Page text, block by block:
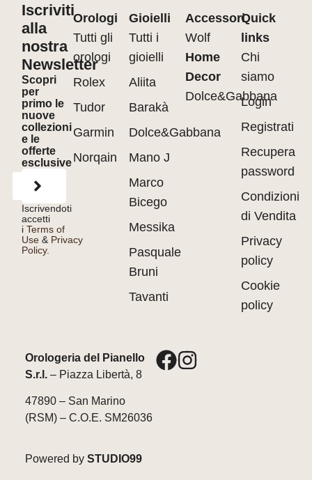
Iscriviti
alla
nostra
Newsletter
Scopri
per
primo le
nuove
collezioni
e le
offerte
esclusive
Iscrivendoti
accetti
iTerms of
Use & Privacy
Policy.
Orologi
Tutti gli
orologi
Rolex
Tudor
Garmin
Norqain
Gioielli
Tutti i
gioielli
Aliita
Barakà
Dolce&Gabbana
Mano J
Marco
Bicego
Messika
Pasquale
Bruni
Tavanti
Accessori
Wolf
Home
Decor
Dolce&Gabbana
Quick
links
Chi
siamo
Login
Registrati
Recupera
password
Condizioni
di Vendita
Privacy
policy
Cookie
policy
Orologeria del Pianello
S.r.l.– Piazza Libertà, 8
47890 – San Marino
(RSM) – C.O.E. SM26036
Powered by STUDIO99